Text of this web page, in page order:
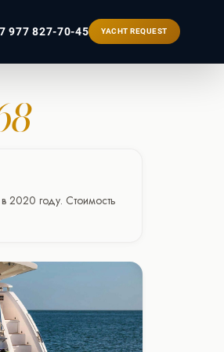
977 827-70-45 YACHT REQUEST
2020 году. Стоимость